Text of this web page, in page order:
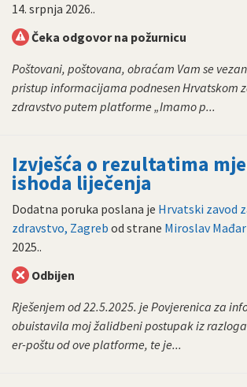
14. srpnja 2026..
Čeka odgovor na požurnicu
Poštovani, poštovana, obraćam Vam se
pristup informacijama podnesen Hrvatskom
zdravstvo putem platforme „Imamo p...
Izvješća o rezultatima
ishoda liječenja
Dodatna poruka poslana je Hrvatski zavod
zdravstvo, Zagreb od strane Miroslav
2025..
Odbijen
Rješenjem od 22.5.2025. je Povjerenica za
obuistavila moj žalidbeni postupak iz
er-poštu od ove platforme, te je...